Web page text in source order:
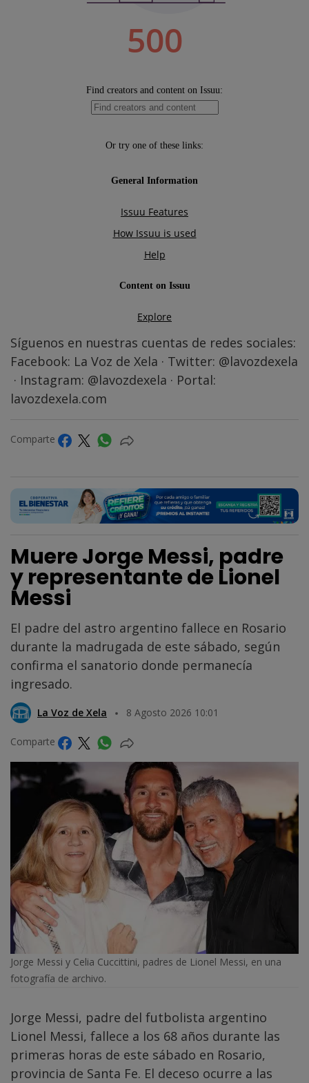
Síguenos en nuestras cuentas de redes sociales:
Facebook: La Voz de Xela · Twitter: @lavozdexela
· Instagram: @lavozdexela · Portal:
lavozdexela.com
Comparte
Muere Jorge Messi, padre
y representante de Lionel
Messi
El padre del astro argentino fallece en Rosario
durante la madrugada de este sábado, según
confirma el sanatorio donde permanecía
ingresado.
La Voz de Xela 8 Agosto 2026 10:01
Comparte
Jorge Messi y Celia Cuccittini, padres de Lionel Messi, en una
fotografía de archivo.
Jorge Messi, padre del futbolista argentino
Lionel Messi, fallece a los 68 años durante las
primeras horas de este sábado en Rosario,
provincia de Santa Fe. El deceso ocurre a las